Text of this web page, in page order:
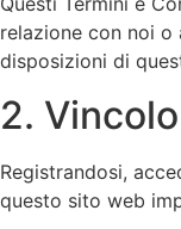
relazione con noi
disposizioni di
2. Vincolo
Registrandosi,
questo sito web